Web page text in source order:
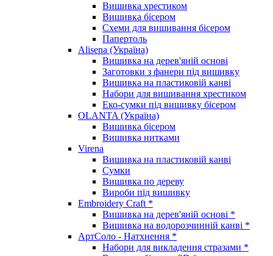
Вишивка хрестиком
Вишивка бісером
Схеми для вишивання бісером
Папертоль
Alisena (Україна)
Вишивка на дерев'яній основі
Заготовки з фанери під вишивку
Вишивка на пластиковій канві
Набори для вишивання хрестиком
Еко-сумки під вишивку бісером
OLANTA (Україна)
Вишивка бісером
Вишивка нитками
Virena
Вишивка на пластиковій канві
Сумки
Вишивка по дереву
Вироби під вишивку
Embroidery Craft *
Вишивка на дерев'яній основі *
Вишивка на водорозчинній канві *
АртСоло - Натхнення *
Набори для викладення стразами *